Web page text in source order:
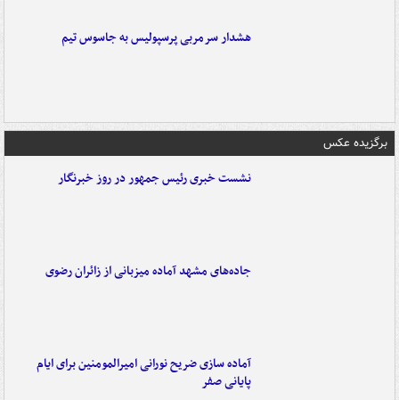
هشدار سرمربی پرسپولیس به جاسوس تیم
برگزیده عکس
نشست خبری رئیس جمهور در روز خبرنگار
جاده‌های مشهد آماده میزبانی از زائران رضوی
آماده سازی ضریح نورانی امیرالمومنین برای ایام
پایانی صفر